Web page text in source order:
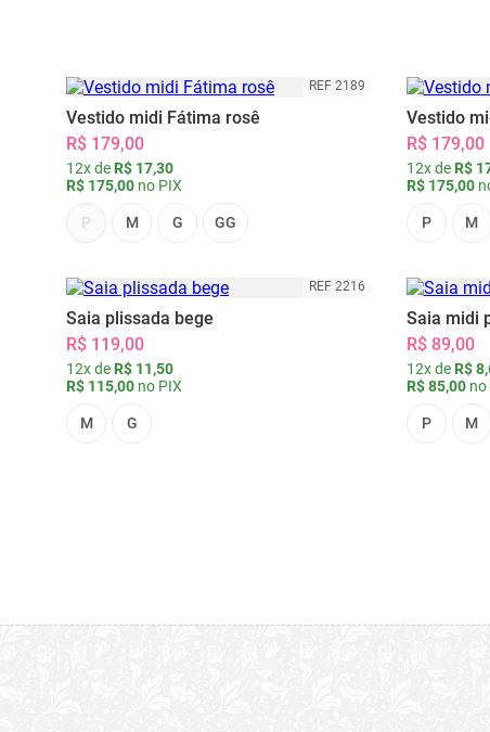
REF 2189
Vestido midi Fátima rosê
R$ 179,00
12x de R$ 17,30
R$ 175,00 no PIX
P M G GG
Vestido
R$ 179,00
12x de R$
R$ 175,00
P M
REF 2216
Saia plissada bege
R$ 119,00
12x de R$ 11,50
R$ 115,00 no PIX
M G
Saia midi
R$ 89,00
12x de R$
R$ 85,00no
P M